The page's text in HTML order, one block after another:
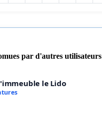
par d'autres utilisateurs
le Lido